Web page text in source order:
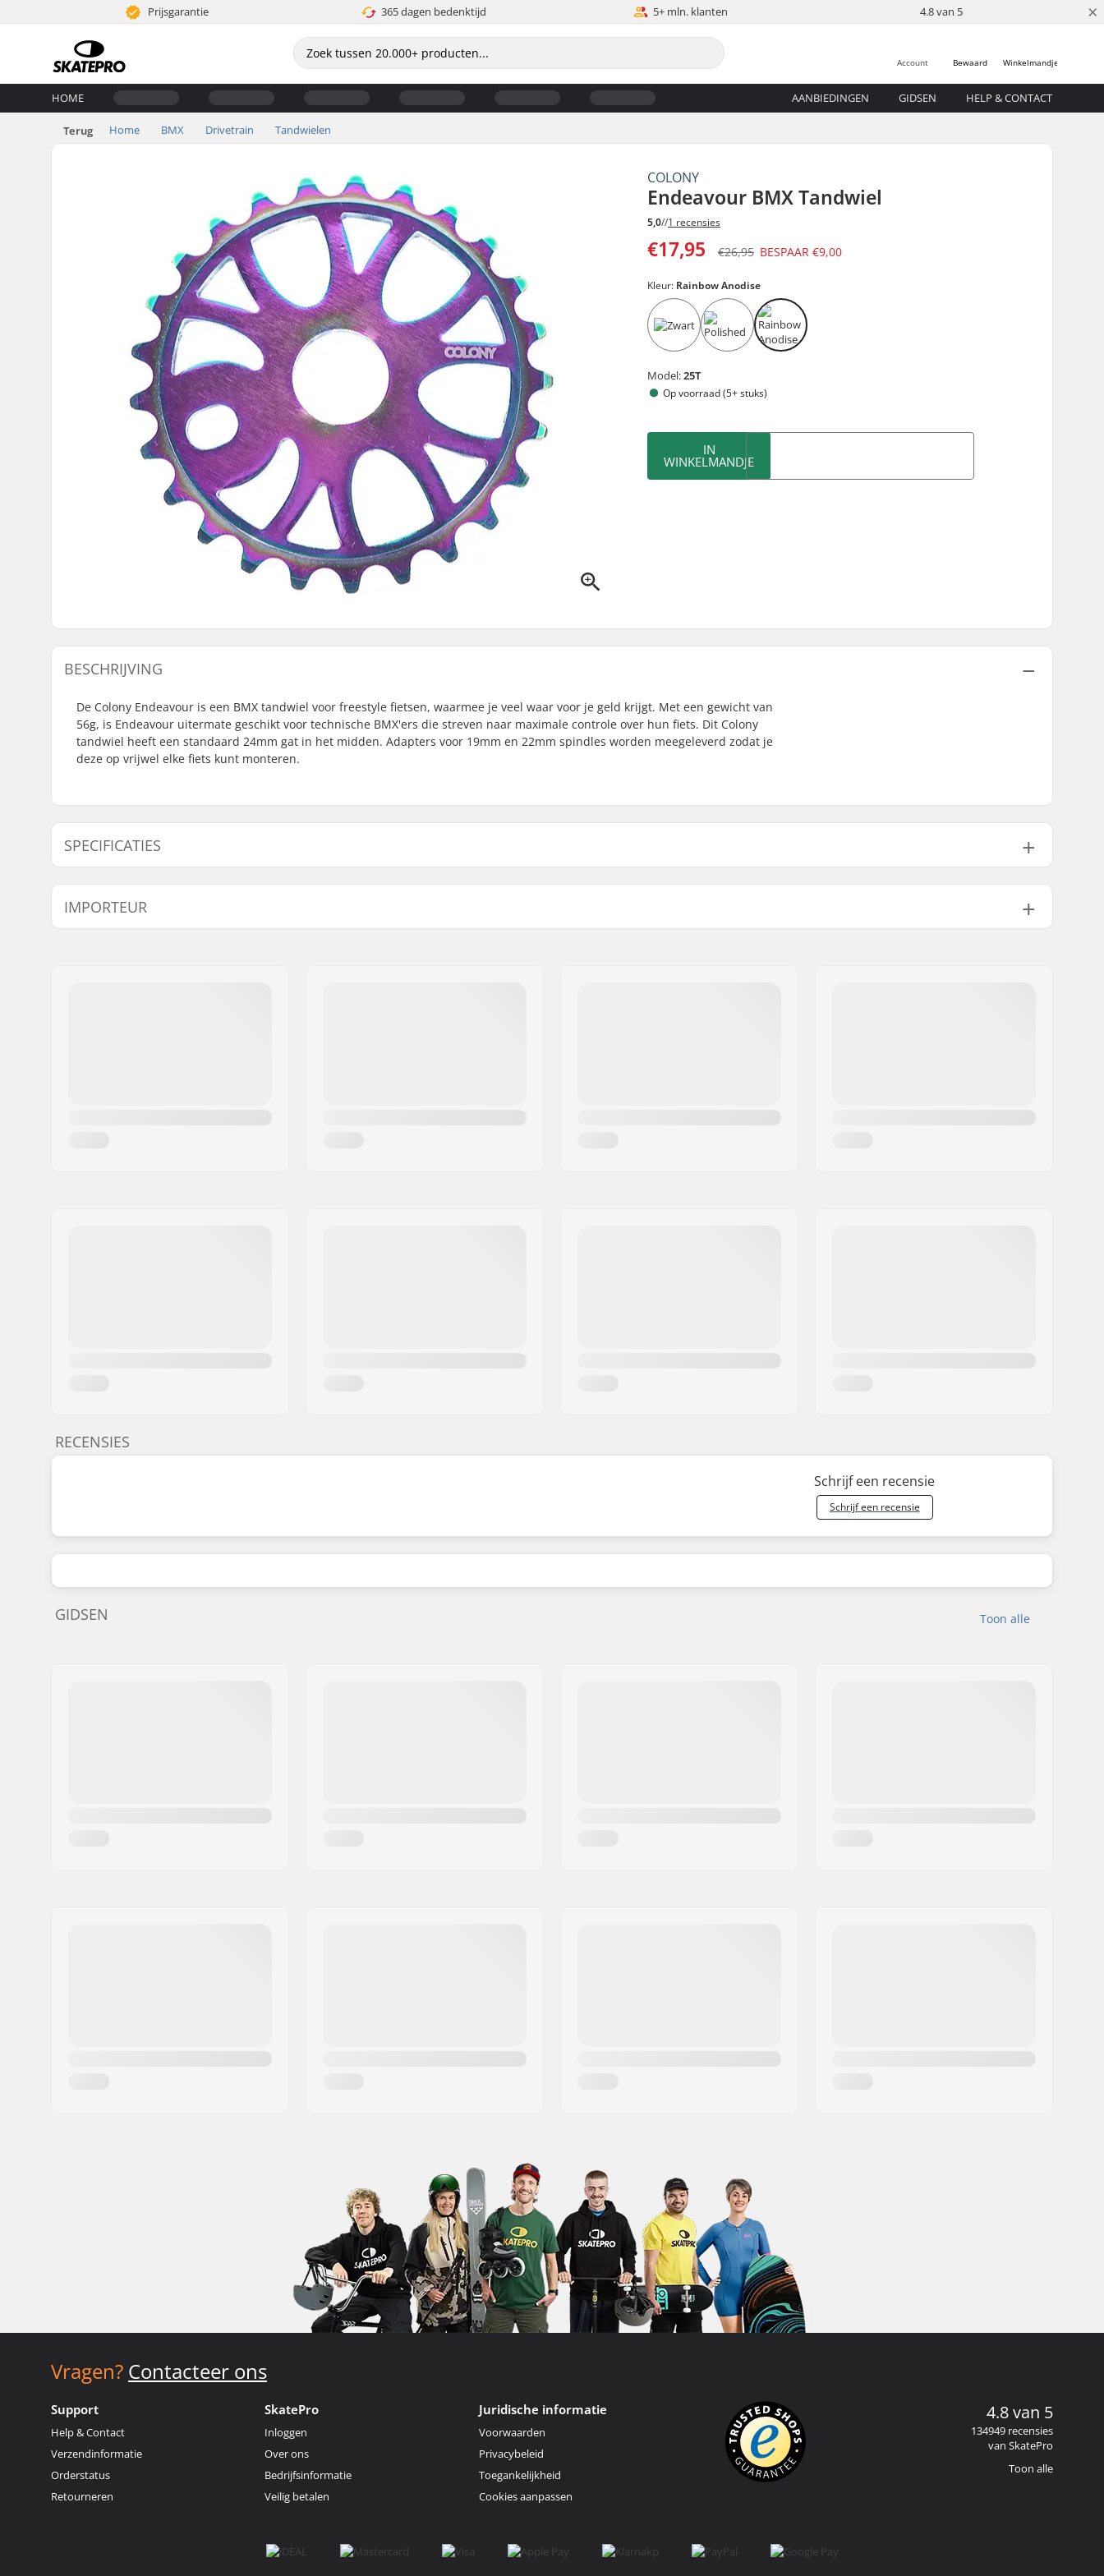
Prijsgarantie 365 dagen bedenktijd 5+ mln. klanten 4.8 van 5 ×
Winkelmandje
Bewaard
Account
HOME AANBIEDINGEN GIDSEN HELP & CONTACT
Terug Home BMX Drivetrain Tandwielen
COLONY
Endeavour BMX Tandwiel
5,0//1 recensies
€17,95 €26,95 BESPAAR€9,00
Kleur: Rainbow Anodise
Model:25T
Op voorraad (5+ stuks)
IN
WINKELMANDJE
BESCHRIJVING
De Colony Endeavour is een BMX tandwiel voor freestyle fietsen, waarmee je veel waar voor je geld krijgt. Met een gewicht van
56g, is Endeavour uitermate geschikt voor technische BMX'ers die streven naar maximale controle over hun fiets. Dit Colony
tandwiel heeft een standaard 24mm gat in het midden. Adapters voor 19mm en 22mm spindles worden meegeleverd zodat je
deze op vrijwel elke fiets kunt monteren.
SPECIFICATIES
Aantal tanden:
25T
Tandwiel installatie:
Gewicht:
56g
IMPORTEUR
RECENSIES
Schrijf een recensie
Schrijf een recensie
Toon alle
GIDSEN
Vragen? Contacteer ons
Support
Help & Contact
Verzendinformatie
Orderstatus
Retourneren
SkatePro
Inloggen
Over ons
Bedrijfsinformatie
Veilig betalen
Juridische informatie
Voorwaarden
Privacybeleid
Toegankelijkheid
Cookies aanpassen
4.8 van 5
134949 recensies
van SkatePro
Toon alle